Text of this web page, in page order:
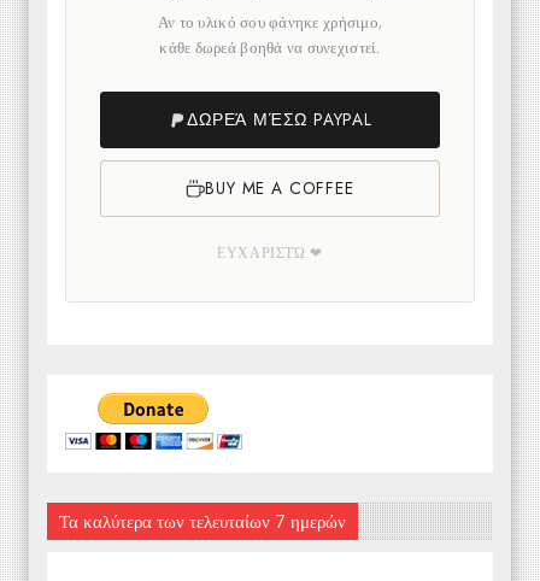
Αν το υλικό σου φάνηκε χρήσιμο,
κάθε δωρεά βοηθά να συνεχιστεί.
ΔΩΡΕΆ ΜΈΣΩ PAYPAL
BUY ME A COFFEE
ΕΥΧΑΡΙΣΤΏ ❤
Τα καλύτερα των τελευταίων 7 ημερών